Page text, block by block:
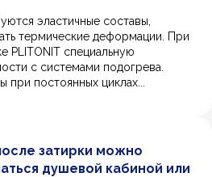
эластичные составы,
термические деформации. При
PLITONIT специальную
с системами подогрева.
постоянных циклах...
затирки можно
душевой кабиной или